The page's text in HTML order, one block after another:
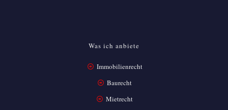
Was ich anbiete
Immobilienrecht
Baurecht
Mietrecht